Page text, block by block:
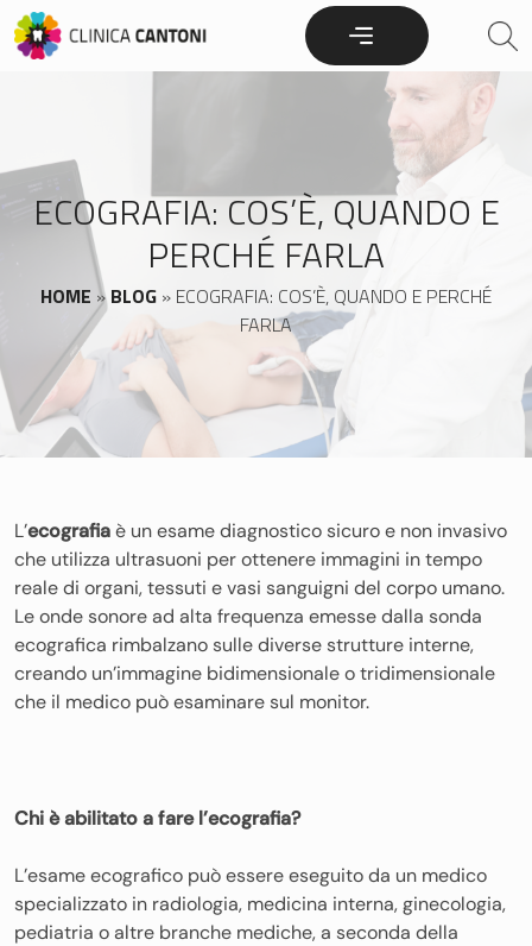
Skip
to
ECOGRAFIA: COS’È, QUANDO E
PERCHÉ FARLA
HOME »BLOG » ECOGRAFIA: COS’È, QUANDO E PERCHÉ
FARLA
L’ecografiaè un esame diagnostico sicuro e non invasivo
che utilizza ultrasuoni per ottenere immagini in tempo
reale di organi, tessuti e vasi sanguigni del corpo umano.
Le onde sonore ad alta frequenza emesse dalla sonda
ecografica rimbalzano sulle diverse strutture interne,
creando un’immagine bidimensionale o tridimensionale
che il medico può esaminare sul monitor.
Chi è abilitato a fare l’ecografia?
L’esame ecografico può essere eseguito da un medico
specializzato in radiologia, medicina interna, ginecologia,
pediatria o altre branche mediche, a seconda della